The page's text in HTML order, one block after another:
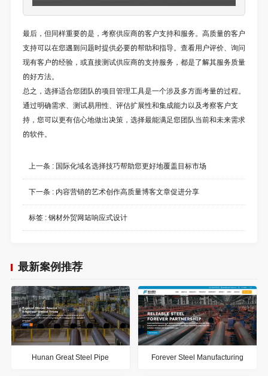
最后，但同样重要的是，考察供应商的客户支持和服务。高质量的客户
支持可以在您遇到问题时提供必要的帮助和指导。查看用户评价、询问
现有客户的经验，或直接测试供应商的支持服务，都是了解其服务质量
的好方法。
总之，选择适合您团队的项目管理工具是一个涉及多方面考量的过程。
通过明确需求、测试易用性、评估扩展性和集成能力以及考察客户支
持，您可以更有信心地做出决策，选择最能满足您团队当前和未来需求
的软件。
上一条 : 国际化域名选择技巧帮助您更好地覆盖目标市场
下一条 : 内容营销的艺术创作高质量博客文章促进分享
标签 :钢材外贸网站响应式设计
最新案例推荐
Hunan Great Steel Pipe Forever Steel Manufacturing